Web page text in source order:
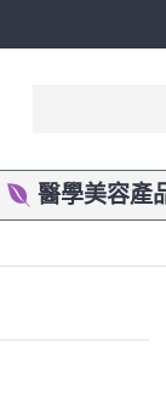
醫學美容產